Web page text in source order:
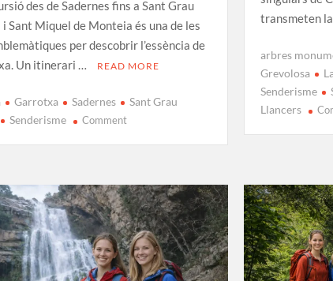
des de Sadernes fins a Sant Grau
i Sant Miquel de Monteia és una de les
per descobrir l’essència de
Un itinerari …
READ MORE
Garrotxa Sadernes
Sant Grau
Senderisme Commenton
a
Sant
Grau:
Un
viatge
al
transmeten
arbres
Grevolosa
Senderisme
Llancers